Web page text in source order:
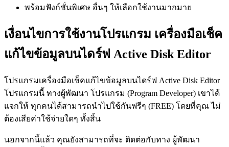
พร้อมฟังก์ชั่นพิเศษ อื่นๆ ให้เลือกใช้งานมากมาย
เงื่อนไขการใช้งานโปรแกรม เครื่องมือเช็ค
แก้ไขข้อมูลบนไดร์ฟ Active Disk Editor
โปรแกรมเครื่องมือเช็คแก้ไขข้อมูลบนไดร์ฟ Active Disk Editor
โปรแกรมนี้ ทางผู้พัฒนา โปรแกรม (Program Developer) เขาได้
แจกให้ ทุกคนได้สามารถนำไปใช้กันฟรีๆ (FREE) โดยที่คุณ ไม่
ต้องเสียค่าใช้จ่ายใดๆ ทั้งสิ้น
นอกจากนี้แล้ว คุณยังสามารถที่จะ ติดต่อกับทาง ผู้พัฒนา